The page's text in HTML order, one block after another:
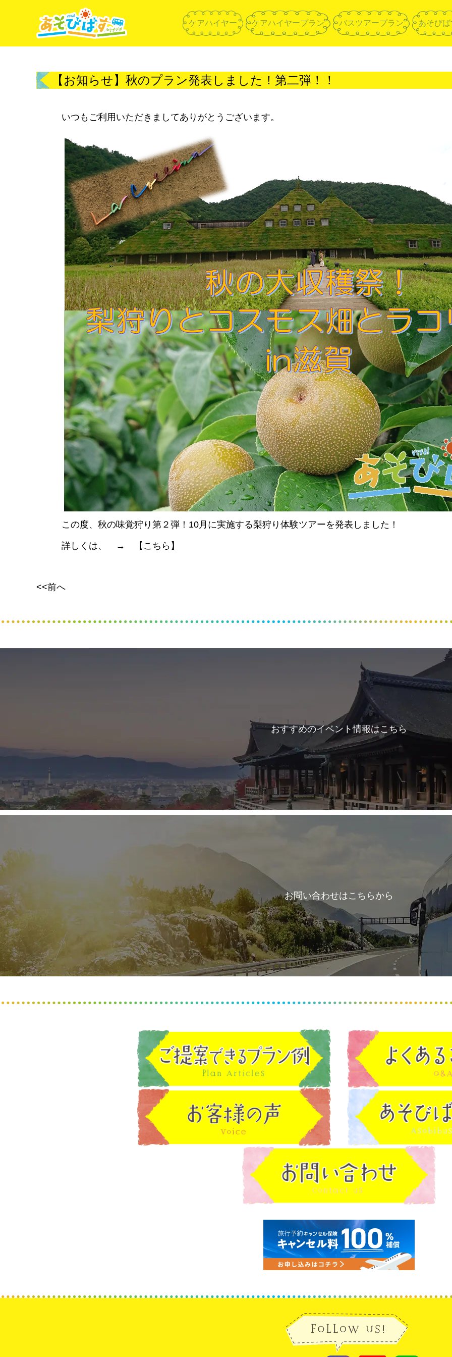
ケアハイヤー ケアハイヤープラン バスツアープラン あそび
【お知らせ】秋のプラン発表しました！第二弾！！
いつもご利用いただきましてありがとうございます。
この度、秋の味覚狩り第２弾！10月に実施する梨狩り体験ツアーを発表しました！
詳しくは、 → 【 こちら 】
<<前へ
おすすめのイベント情報はこちら
お問い合わせはこちらから